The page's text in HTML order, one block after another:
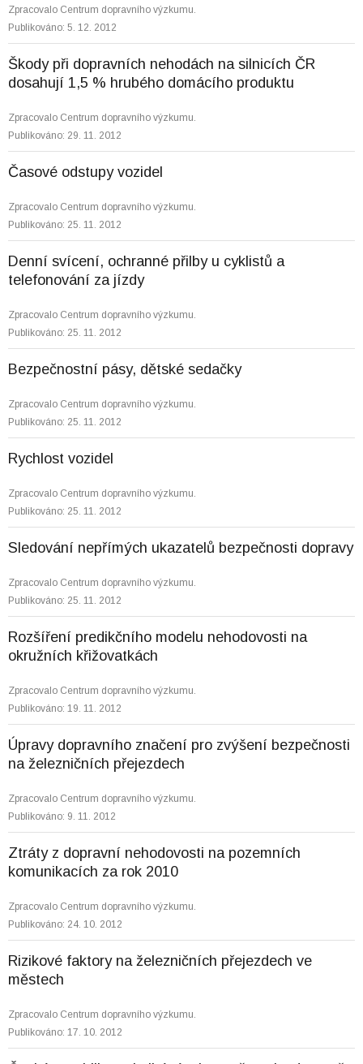
Zpracovalo Centrum dopravního výzkumu.
Publikováno: 5. 12. 2012
Škody při dopravních nehodách na silnicích ČR
dosahují 1,5 % hrubého domácího produktu
Zpracovalo Centrum dopravního výzkumu.
Publikováno: 29. 11. 2012
Časové odstupy vozidel
Zpracovalo Centrum dopravního výzkumu.
Publikováno: 25. 11. 2012
Denní svícení, ochranné přilby u cyklistů a
telefonování za jízdy
Zpracovalo Centrum dopravního výzkumu.
Publikováno: 25. 11. 2012
Bezpečnostní pásy, dětské sedačky
Zpracovalo Centrum dopravního výzkumu.
Publikováno: 25. 11. 2012
Rychlost vozidel
Zpracovalo Centrum dopravního výzkumu.
Publikováno: 25. 11. 2012
Sledování nepřímých ukazatelů bezpečnosti dopravy
Zpracovalo Centrum dopravního výzkumu.
Publikováno: 25. 11. 2012
Rozšíření predikčního modelu nehodovosti na
okružních křižovatkách
Zpracovalo Centrum dopravního výzkumu.
Publikováno: 19. 11. 2012
Úpravy dopravního značení pro zvýšení bezpečnosti
na železničních přejezdech
Zpracovalo Centrum dopravního výzkumu.
Publikováno: 9. 11. 2012
Ztráty z dopravní nehodovosti na pozemních
komunikacích za rok 2010
Zpracovalo Centrum dopravního výzkumu.
Publikováno: 24. 10. 2012
Rizikové faktory na železničních přejezdech ve
městech
Zpracovalo Centrum dopravního výzkumu.
Publikováno: 17. 10. 2012